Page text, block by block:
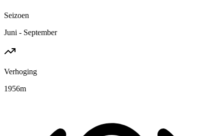
Seizoen
Juni - September
Verhoging
1956m